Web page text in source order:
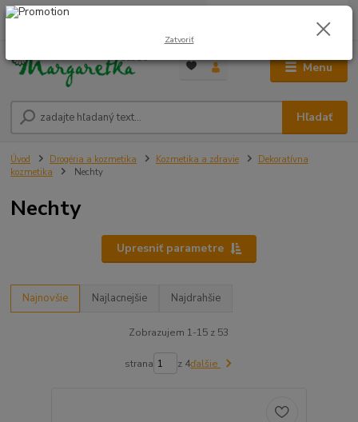
Menu
Hľadať
0948 236 042
0,00 €
Úvod Drogéria a kozmetika Kozmetika a zdravie
Dekoratívna
kozmetika
Nechty
Nechty
Upresniť parametre
Najnovšie Najlacnejšie Najdrahšie
Zobrazujem 1-15 z 53
strana z 4ďalšie
Zatvoriť